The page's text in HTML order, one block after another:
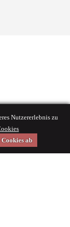
Nutzererlebnis zu
ab